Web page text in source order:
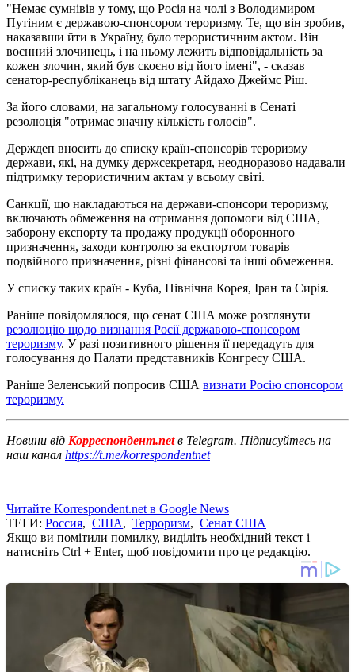
"Немає сумнівів у тому, що Росія на чолі з Володимиром
Путіним є державою-спонсором тероризму. Те, що він зробив,
наказавши йти в Україну, було терористичним актом. Він
воєнний злочинець, і на ньому лежить відповідальність за
кожен злочин, який був скоєно від його імені", - сказав
сенатор-республіканець від штату Айдахо Джеймс Ріш.
За його словами, на загальному голосуванні в Сенаті
резолюція "отримає значну кількість голосів".
Держдеп вносить до списку країн-спонсорів тероризму
держави, які, на думку держсекретаря, неодноразово надавали
підтримку терористичним актам у всьому світі.
Санкції, що накладаються на держави-спонсори тероризму,
включають обмеження на отримання допомоги від США,
заборону експорту та продажу продукції оборонного
призначення, заходи контролю за експортом товарів
подвійного призначення, різні фінансові та інші обмеження.
У списку таких країн - Куба, Північна Корея, Іран та Сирія.
Раніше повідомлялося, що сенат США може розглянути
резолюцію щодо визнання Росії державою-спонсором
тероризму. У разі позитивного рішення її передадуть для
голосування до Палати представників Конгресу США.
Раніше Зеленський попросив США визнати Росію спонсором
тероризму.
Новини від Корреспондент.netв Telegram. Підписуйтесь на
наш канал https://t.me/korrespondentnet
Читайте Korrespondent.net в Google News
ТЕГИ: Россия, США, Терроризм, Сенат США
Якщо ви помітили помилку, виділіть необхідний текст і
натисніть Ctrl + Enter, щоб повідомити про це редакцію.